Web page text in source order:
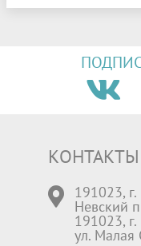
КОНТАКТЫ
191023, г.
Невский
191023, г.
ул. Малая